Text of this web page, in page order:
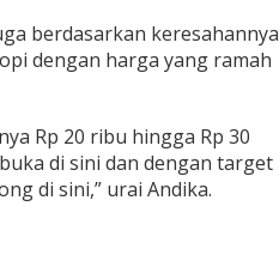
berdasarkan keresahannya
dengan harga yang ramah
Rp 20 ribu hingga Rp 30
di sini dan dengan target
di sini,” urai Andika.